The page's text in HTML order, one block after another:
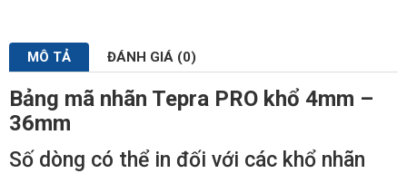
MÔ TẢ ĐÁNH GIÁ (0)
Bảng mã nhãn Tepra PRO khổ 4mm –
36mm
Số dòng có thể in đối với các khổ nhãn